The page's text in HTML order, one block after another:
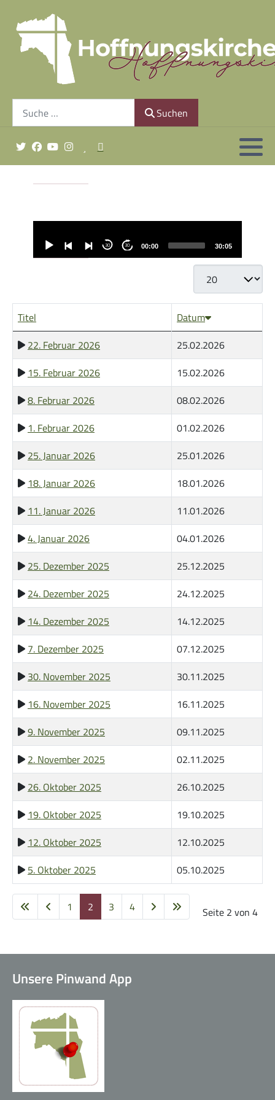
Suchen
Player
30 30 00:00 30:05
Anzeige #
Titel
Datum
22. Februar 2026
25.02.2026
15. Februar 2026
15.02.2026
8. Februar 2026
08.02.2026
1. Februar 2026
01.02.2026
25. Januar 2026
25.01.2026
18. Januar 2026
18.01.2026
11. Januar 2026
11.01.2026
4. Januar 2026
04.01.2026
25. Dezember 2025
25.12.2025
24. Dezember 2025
24.12.2025
14. Dezember 2025
14.12.2025
7. Dezember 2025
07.12.2025
30. November 2025
30.11.2025
16. November 2025
16.11.2025
9. November 2025
09.11.2025
2. November 2025
02.11.2025
26. Oktober 2025
26.10.2025
19. Oktober 2025
19.10.2025
12. Oktober 2025
12.10.2025
5. Oktober 2025
05.10.2025
Seite 2 von 4
1 2 3 4
Unsere Pinwand App
Gottesdienst sonntags um 10:30 Uhr
Musik zur Ehre Gottes
Bibelstunde
HoffnungsKids
Kleingruppen
Alpha-Kurs
Life Church
Café der guten Hoffnung
Gemeindeleitung
Finanzierung